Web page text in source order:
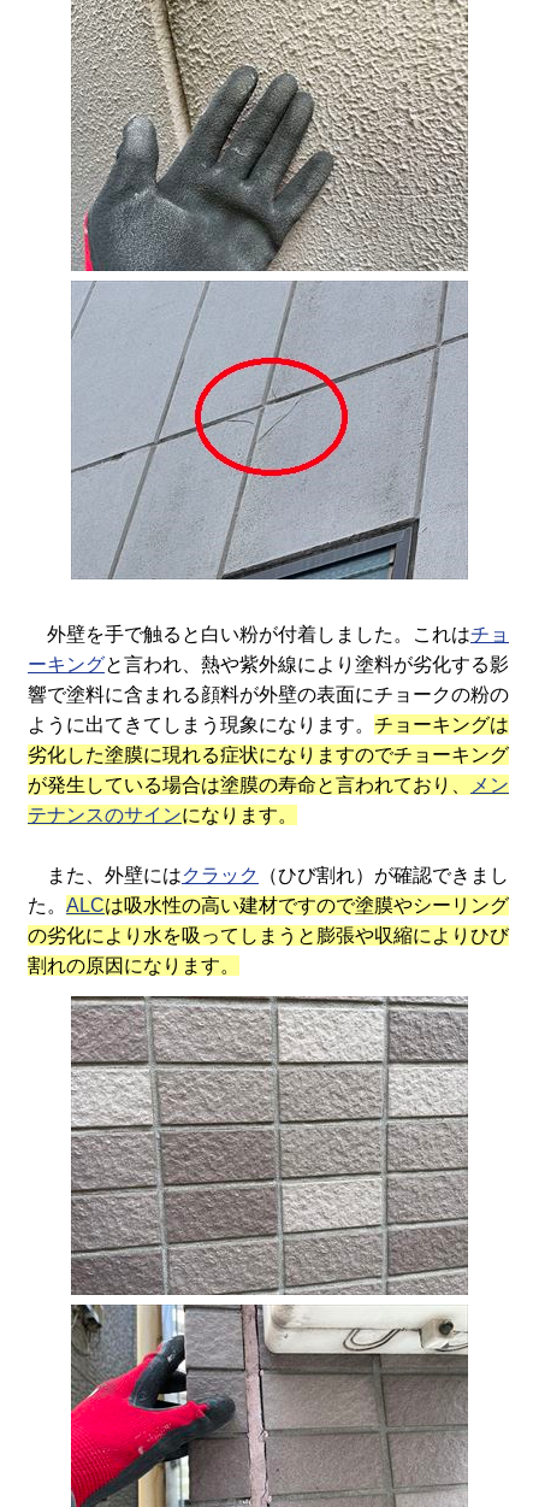
外壁を手で触ると白い粉が付着しました。これはチョ
ーキングと言われ、熱や紫外線により塗料が劣化する影
響で塗料に含まれる顔料が外壁の表面にチョークの粉の
ように出てきてしまう現象になります。 チョーキングは
劣化した塗膜に現れる症状になりますのでチョーキング
が発生している場合は塗膜の寿命と言われており、
メン
テナンスのサインになります。
また、外壁にはクラック
（ひび割れ）が確認できまし
た。 ALCは吸水性の高い建材ですので塗膜やシーリング
の劣化により水を吸ってしまうと膨張や収縮によりひび
割れの原因になります。